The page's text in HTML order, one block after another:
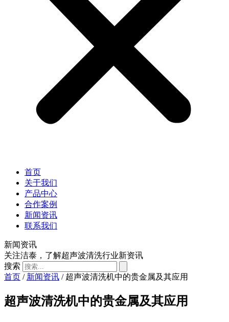
首页
关于我们
产品中心
合作案例
新闻资讯
联系我们
新闻资讯
关注洁泰，了解超声波清洗行业新资讯
搜索
首页 / 新闻资讯 / 超声波清洗机中的贵金属及其应用
超声波清洗机中的贵金属及其应用